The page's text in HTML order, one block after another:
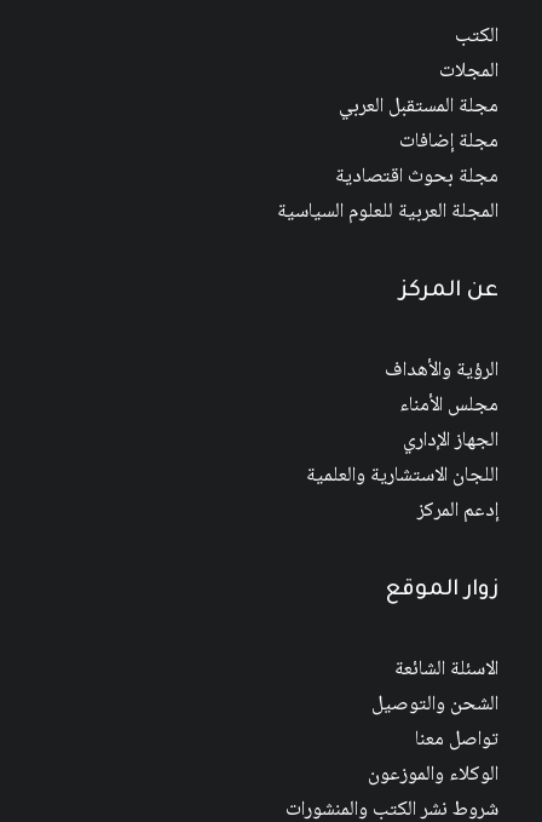
الكتب
المجلات
مجلة المستقبل العربي
مجلة إضافات
مجلة بحوث اقتصادية
المجلة العربية للعلوم السياسية
عن المركز
الرؤية والأهداف
مجلس الأمناء
الجهاز الإداري
اللجان الاستشارية والعلمية
إدعم المركز
زوار الموقع
الاسئلة الشائعة
الشحن والتوصيل
تواصل معنا
الوكلاء والموزعون
شروط نشر الكتب والمنشورات